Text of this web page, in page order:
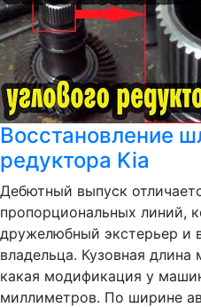
Восстановление
редуктора Kia
Дебютный выпуск
пропорциональных линий,
дружелюбный экстерьер и
владельца. Кузовная
какая модификация у
миллиметров. По ширине